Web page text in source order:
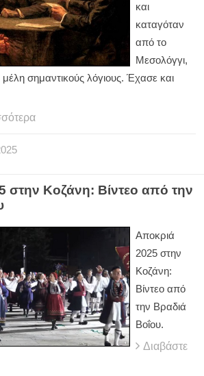
και
καταγόταν
από το
Μεσολόγγι,
μέλη σημαντικούς λόγιους. Έχασε και
στην Κοζάνη: Βίντεο από την
Αποκριά
2025 στην
Κοζάνη:
Βίντεο από
την Βραδιά
Βοΐου.
Διαβάστε